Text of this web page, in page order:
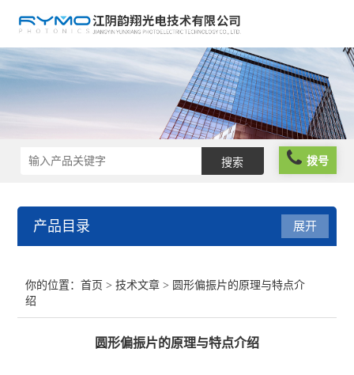
拨号
产品目录
光学元件
展开
你的位置：首页 >技术文章 > 圆形偏振片的原理与特点介
绍
圆形偏振片的原理与特点介绍